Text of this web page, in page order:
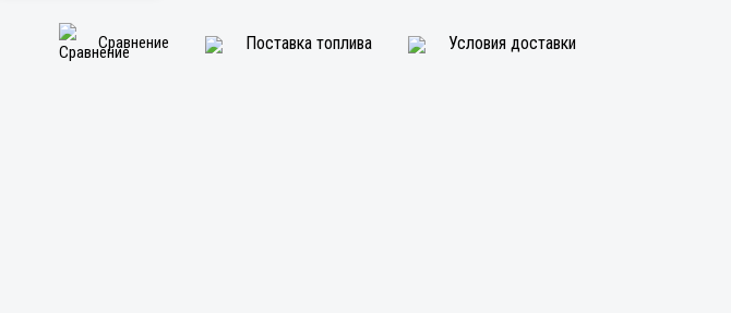
Сравнение Поставка топлива Условия доставки